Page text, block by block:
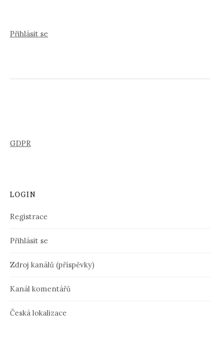
Přihlásit se
GDPR
LOGIN
Registrace
Přihlásit se
Zdroj kanálů (příspěvky)
Kanál komentářů
Česká lokalizace